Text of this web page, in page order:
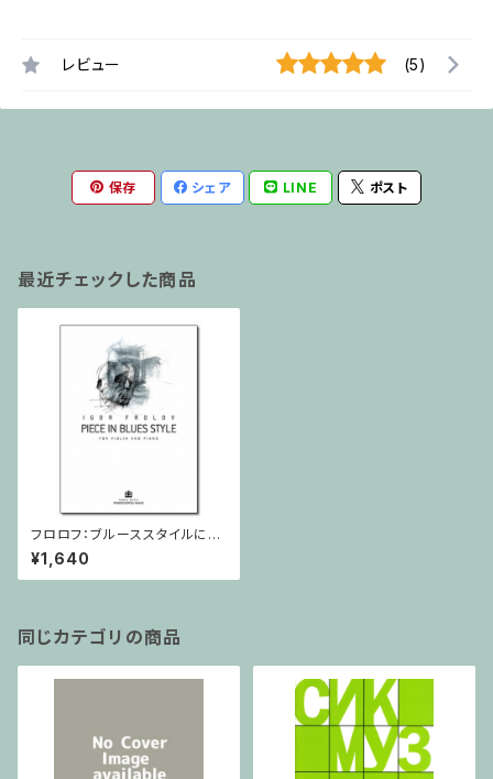
レビュー (5)
保存 シェア LINE ポスト
最近チェックした商品
フロロフ：ブルーススタイルによ
る小品 / ヴァイオリン・ピアノ
¥1,640
同じカテゴリの商品